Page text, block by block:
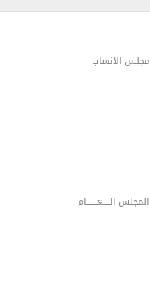
مجلس الأنساب
المجلس الـــــعــــــــام